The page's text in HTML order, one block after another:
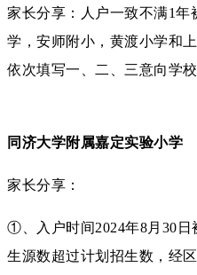
家长分享：人户一致不满1年
学，安师附小，黄渡小学和
依次填写一、二、三意向学
同济大学附属嘉定实验小学
家长分享：
①、入户时间2024年8月30日
生源数超过计划招生数，经